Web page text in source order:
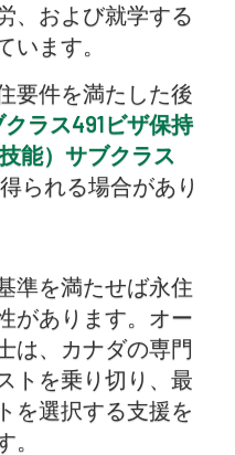
、および就学する
います。
要件を満たした後
ラス491ビザ保持
能）サブクラス
られる場合があり
準を満たせば永住
があります。オー
は、カナダの専門
トを乗り切り、最
を選択する支援を